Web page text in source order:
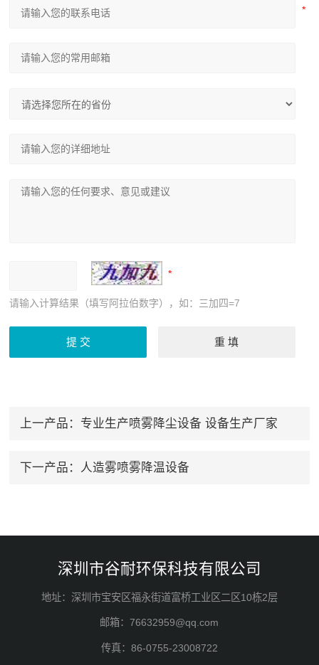
请输入计算结果（填写阿拉伯数字），如：三加四=7
上一产品： 专业生产喷雾降尘设备 设备生产厂家
下一产品： 人造雾喷雾降温设备
深圳市谷耐环保科技有限公司
地址：深圳市宝安区福永街道富桥工业区二区10栋2层
邮箱：76632959@qq.com
传真：86-0755-23008722